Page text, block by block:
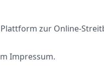
zur Online-
Impressum.